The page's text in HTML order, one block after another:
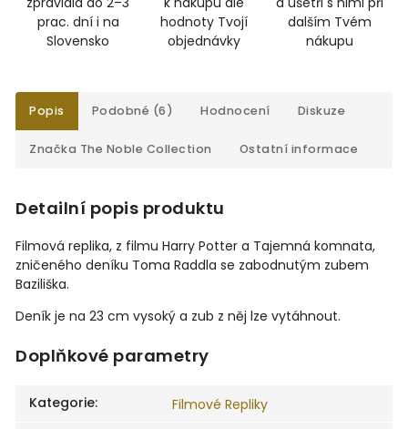
prac. dní i na
Slovensko
hodnoty Tvojí
objednávky
dalším Tvém
nákupu
Popis Podobné (6) Hodnocení Diskuze
Značka The Noble Collection Ostatní informace
Detailní popis produktu
Filmová replika, z filmu Harry Potter a Tajemná komnata,
zničeného deníku Toma Raddla se zabodnutým zubem
Baziliška.
Deník je na 23 cm vysoký a zub z něj lze vytáhnout.
Doplňkové parametry
Kategorie:
Filmové Repliky